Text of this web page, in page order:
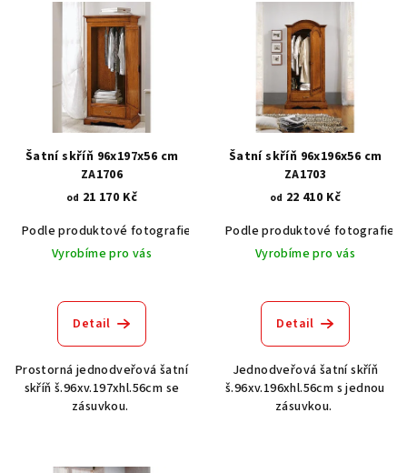
Šatní skříň 96x197x56 cm
ZA1706
od 21 170 Kč
Podle produktové fotografie
Akát vintage BT1551
Dub světlý
Vyrobíme pro vás
Detail
Prostorná jednodveřová šatní
skříň š.96xv.197xhl.56cm se
zásuvkou.
Šatní skříň 96x196x56 cm
ZA1703
od 22 410 Kč
Podle produktové fotografie
Vyrobíme pro vás
Detail
Jednodveřová šatní skříň
š.96xv.196xhl.56cm s jednou
zásuvkou.